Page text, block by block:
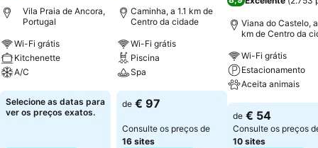
Vila Praia de Ancora,
Portugal
Wi-Fi grátis
Kitchenette
A/C
Ver preços
Selecione as datas para
ver os preços exatos.
Caminha, a 1.1 km de
Centro da cidade
Wi-Fi grátis
Piscina
Spa
Ver preços
de € 97
Consulte os preços de
16 sites
Viana do Castelo,
km de Centro da
Wi-Fi grátis
Estacionamento
Aceita animais
Ver preços
de € 54
Consulte os preços
10 sites